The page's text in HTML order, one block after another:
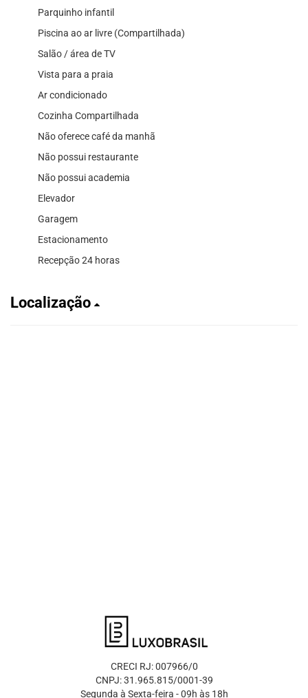
Parquinho infantil
Piscina ao ar livre (Compartilhada)
Salão / área de TV
Vista para a praia
Ar condicionado
Cozinha Compartilhada
Não oferece café da manhã
Não possui restaurante
Não possui academia
Elevador
Garagem
Estacionamento
Recepção 24 horas
Localização
CRECI RJ: 007966/0
CNPJ: 31.965.815/0001-39
Segunda à Sexta-feira - 09h às 18h